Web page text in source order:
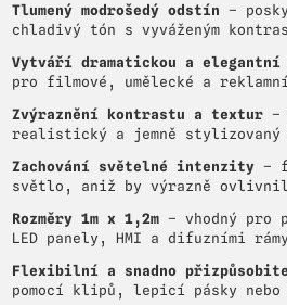
Tlumený modrošedý odstín –
chladivý tón s vyváženým
Vytváří dramatickou a elegantní
pro filmové, umělecké a
Zvýraznění kontrastu a textur –
realistický a jemně stylizovaný
Zachování světelné intenzity –
světlo, aniž by výrazně
Rozměry 1m x 1,2m – vhodný
LED panely, HMI a difuzními
Flexibilní a snadno
pomocí klipů, lepicí pásky nebo